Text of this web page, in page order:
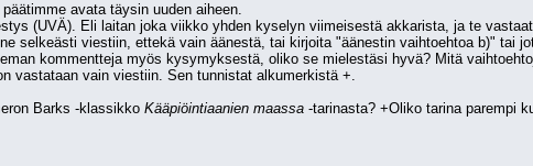
avata täysin uuden aiheen.
(UVÄ). Eli laitan joka viikko yhden kyselyn viimeisestä akkarista, ja te
selkeästi viestiin, ettekä vain äänestä, tai kirjoita "äänestin vaihtoehtoa b)" tai
kommentteja myös kysymyksestä, oliko se mielestäsi hyvä? Mitä
vastataan vain viestiin. Sen tunnistat alkumerkistä +.
Barks -klassikko Kääpiöintiaanien maassa -tarinasta? +Oliko tarina parempi